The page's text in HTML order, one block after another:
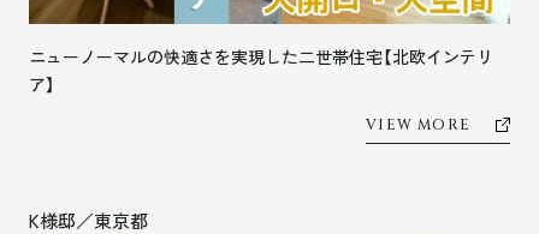
ニューノーマルの快適さを実現した二世帯住宅【北欧インテリ
ア】
VIEW MORE
K様邸／東京都